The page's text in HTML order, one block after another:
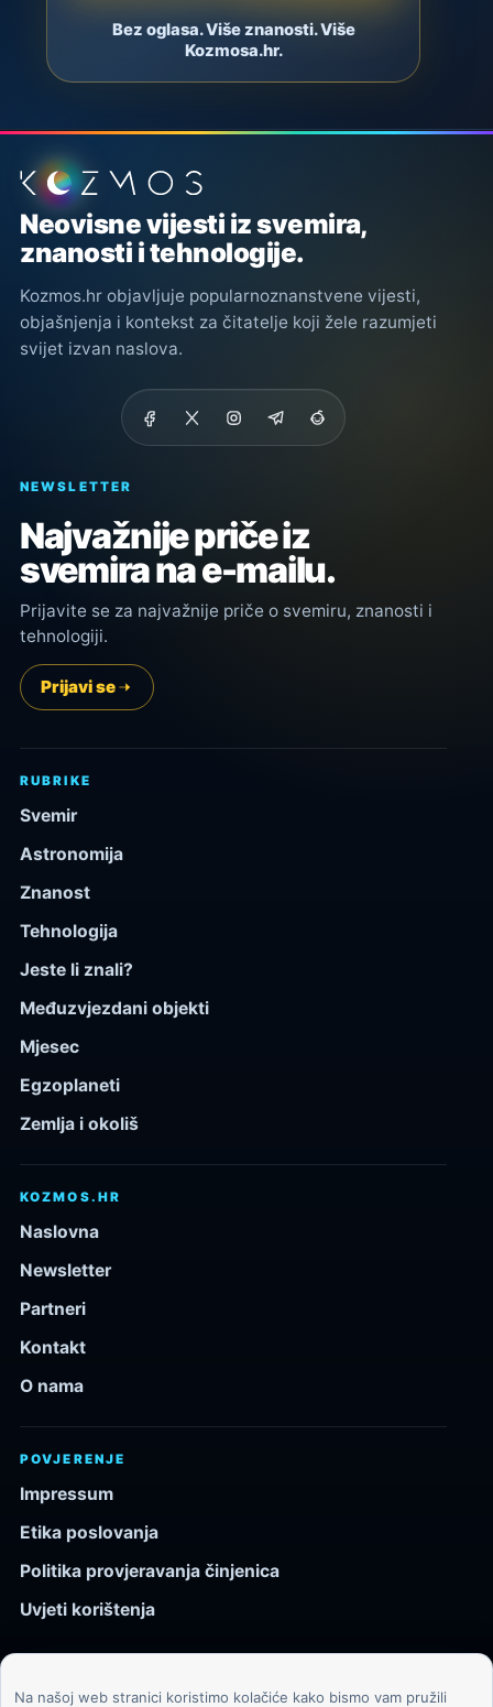
Bez oglasa. Više znanosti. Više
Kozmosa.hr.
Podnožje stranice
Neovisne vijesti iz svemira,
znanosti i tehnologije.
Kozmos.hr objavljuje popularnoznanstvene vijesti,
objašnjenja i kontekst za čitatelje koji žele razumjeti
svijet izvan naslova.
NEWSLETTER
Najvažnije priče iz
svemira na e-mailu.
Prijavite se za najvažnije priče o svemiru, znanosti i
tehnologiji.
Prijavi se
RUBRIKE
Svemir
Astronomija
Znanost
Tehnologija
Jeste li znali?
Međuzvjezdani objekti
Mjesec
Egzoplaneti
Zemlja i okoliš
KOZMOS.HR
Naslovna
Newsletter
Partneri
Kontakt
O nama
POVJERENJE
Impressum
Etika poslovanja
Politika provjeravanja činjenica
Uvjeti korištenja
Na našoj web stranici koristimo kolačiće kako bismo vam pružili